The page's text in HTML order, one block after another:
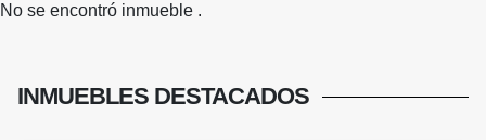
No se encontró inmueble .
INMUEBLES DESTACADOS